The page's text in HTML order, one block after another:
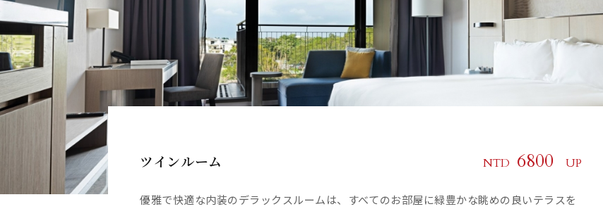
ツインルーム NTD 6800 UP
優雅で快適な内装のデラックスルームは、すべてのお部屋に緑豊かな眺めの良いテラスを
トリプルルーム NTD 8300 UP
優雅で快適な内装のデラックスルームは、すべてのお部屋に緑豊かな眺めの良いテラスを
ファミリールーム NTD 8800 UP
優雅で快適な内装のデラックスルームは、すべてのお部屋に緑豊かな眺めの良いテラスを